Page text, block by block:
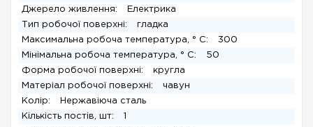
Джерело живлення:
Електрика
Тип робочої поверхні:
гладка
Максимальна робоча температура, ° C:
300
Мінімальна робоча температура, ° C:
50
Форма робочої поверхні:
кругла
Матеріал робочої поверхні:
чавун
Колір:
Нержавіюча сталь
Кількість постів, шт:
1